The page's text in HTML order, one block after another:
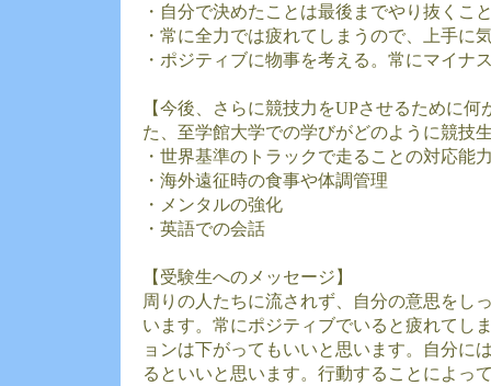
・自分で決めたことは最後までやり抜くこ
・常に全力では疲れてしまうので、上手に
・ポジティブに物事を考える。常にマイナ
【今後、さらに競技力をUPさせるために
た、至学館大学での学びがどのように競技
・世界基準のトラックで走ることの対応能
・海外遠征時の食事や体調管理
・メンタルの強化
・英語での会話
【受験生へのメッセージ】
周りの人たちに流されず、自分の意思をし
います。常にポジティブでいると疲れてし
ョンは下がってもいいと思います。自分に
るといいと思います。行動することによっ